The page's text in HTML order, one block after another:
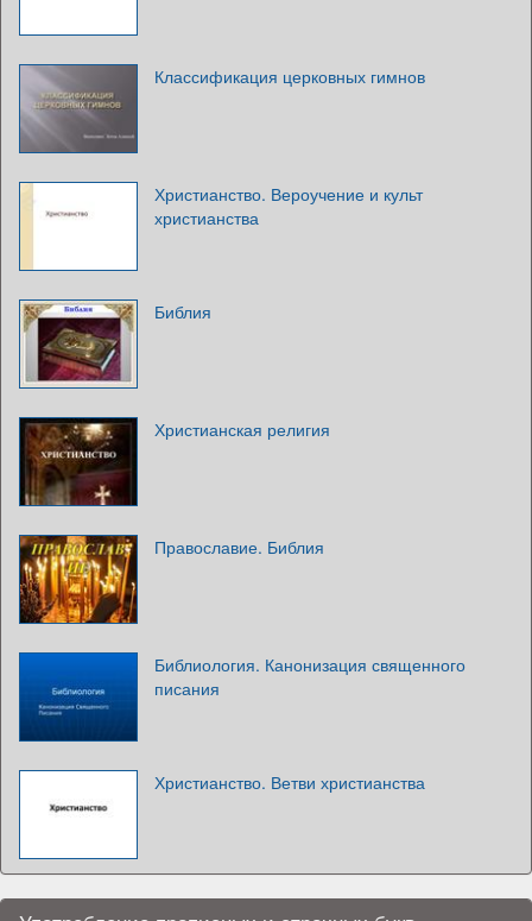
Классификация церковных гимнов
Христианство. Вероучение и культ
христианства
Библия
Христианская религия
Православие. Библия
Библиология. Канонизация священного
писания
Христианство. Ветви христианства